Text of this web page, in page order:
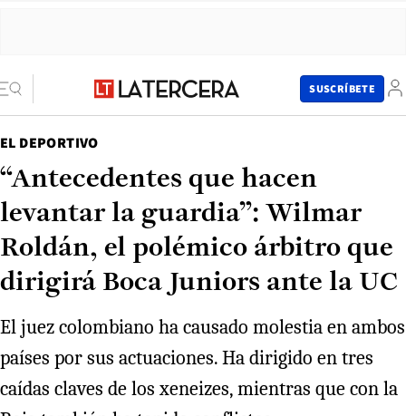
SUSCRÍBETE
EL DEPORTIVO
“Antecedentes que hacen
levantar la guardia”: Wilmar
Roldán, el polémico árbitro que
dirigirá Boca Juniors ante la UC
El juez colombiano ha causado molestia en ambos
países por sus actuaciones. Ha dirigido en tres
caídas claves de los xeneizes, mientras que con la